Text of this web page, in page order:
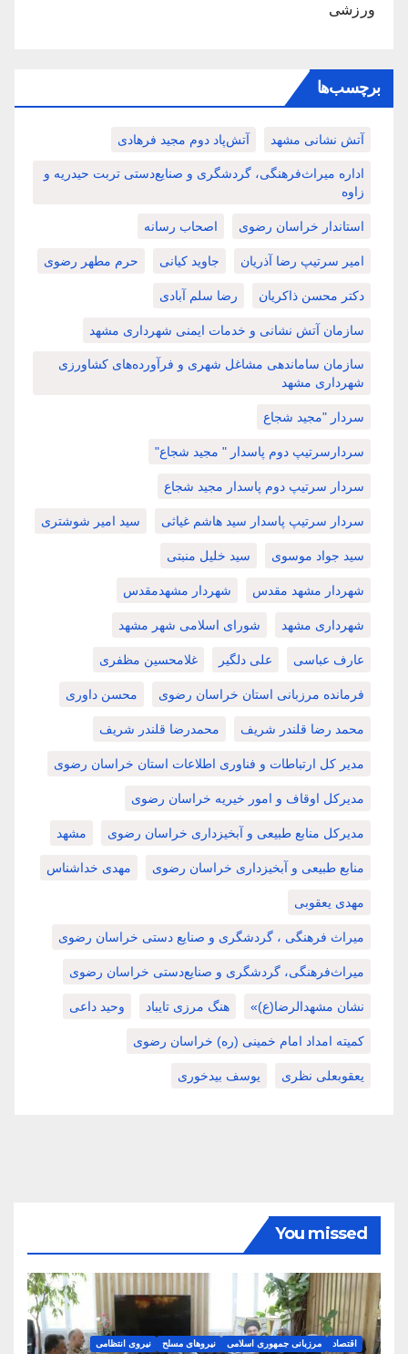
ورزشی
برچسب‌ها
آتش نشانی مشهد آتش‌پاد دوم مجید فرهادی
اداره میراث‌فرهنگی، گردشگری و صنایع‌دستی تربت حیدریه و
زاوه
استاندار خراسان رضوی اصحاب رسانه
امیر سرتیپ رضا آذریان جاوید کیانی حرم مطهر رضوی
دکتر محسن ذاکریان رضا سلم آبادی
سازمان آتش نشانی و خدمات ایمنی شهرداری مشهد
سازمان ساماندهی مشاغل شهری و فرآورده‌های کشاورزی
شهرداری مشهد
سردار "مجید شجاع
سردارسرتیپ دوم پاسدار " مجید شجاع"
سردار سرتیپ دوم پاسدار مجید شجاع
سردار سرتیپ پاسدار سید هاشم غیاثی سید امیر شوشتری
سید جواد موسوی سید خلیل منبتی
شهردار مشهد مقدس شهردار مشهدمقدس
شهرداری مشهد شورای اسلامی شهر مشهد
عارف عباسی علی دلگیر غلامحسین مظفری
فرمانده مرزبانی استان خراسان رضوی محسن داوری
محمد رضا قلندر شریف محمدرضا قلندر شریف
مدیر کل ارتباطات و فناوری اطلاعات استان خراسان رضوی
مدیرکل اوقاف و امور خیریه خراسان رضوی
مدیرکل منابع طبیعی و آبخیزداری خراسان رضوی مشهد
منابع طبیعی و آبخیزداری خراسان رضوی مهدی خداشناس
مهدی یعقوبی
میراث فرهنگی ، گردشگری و صنایع دستی خراسان رضوی
میراث‌فرهنگی، گردشگری و صنایع‌دستی خراسان رضوی
نشان مشهدالرضا(ع)» هنگ مرزی تایباد وحید داعی
کمیته امداد امام خمینی (ره) خراسان رضوی
یعقوبعلی نظری یوسف بیدخوری
You missed
اقتصاد مرزبانی جمهوری اسلامی نیروهای مسلح نیروی انتظامی